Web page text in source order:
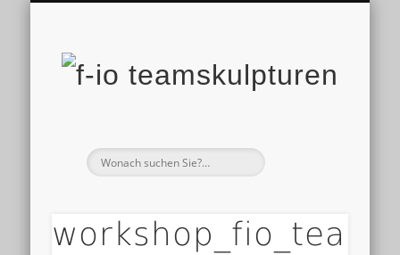
HOME
ARBEITEN MIT F-IO
PRODUKTE
PROJEKTE
DIE IDEE ZU F-IO
REFERENZEN
IMPRESSUM